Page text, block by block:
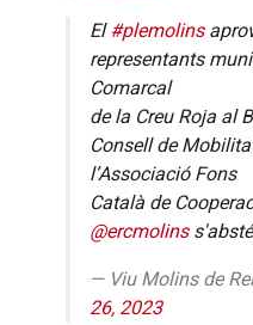
El#plemolins
representants
Comarcal
de la Creu Roja al
Consell de
l’Associació Fons
Català de
@ercmolins
— Viu Molins de
26, 2023